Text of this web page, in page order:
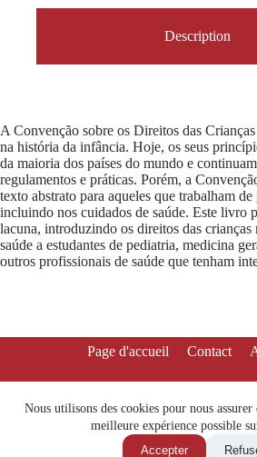
Nous utilisons des cookies pour nous
meilleure expérience possible
Accepter
Description
A Convenção sobre os Direitos das
na história da infância. Hoje, os seus
da maioria dos países do mundo e
regulamentos e práticas. Porém, a
texto abstrato para aqueles que trabalham
incluindo nos cuidados de saúde. Este livro
lacuna, introduzindo os direitos das crianças
saúde a estudantes de pediatria, medicina
outros profissionais de saúde que tenham
Page d'accueil Contact